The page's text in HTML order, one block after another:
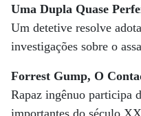
Uma Dupla Quase
Um detetive resolve
investigações sobre o
Forrest Gump, O
Rapaz ingênuo participa